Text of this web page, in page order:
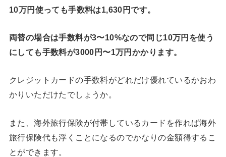
10万円使っても手数料は1,630円です。
両替の場合は手数料が3〜10%なので同じ10万円を使う
にしても手数料が3000円〜1万円かかります。
クレジットカードの手数料がどれだけ優れているかおわ
かりいただけたでしょうか。
また、海外旅行保険が付帯しているカードを作れば海外
旅行保険代も浮くことになるのでかなりの金額得するこ
とができます。